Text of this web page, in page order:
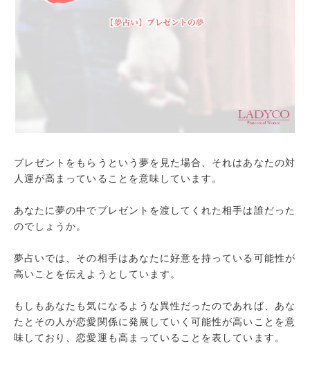
プレゼントをもらうという夢を見た場合、それはあなたの対
人運が高まっていることを意味しています。
あなたに夢の中でプレゼントを渡してくれた相手は誰だった
のでしょうか。
夢占いでは、その相手はあなたに好意を持っている可能性が
高いことを伝えようとしています。
もしもあなたも気になるような異性だったのであれば、あな
たとその人が恋愛関係に発展していく可能性が高いことを意
味しており、恋愛運も高まっていることを表しています。